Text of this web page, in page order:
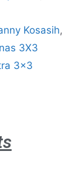
Kosasih,
3X3
3x3